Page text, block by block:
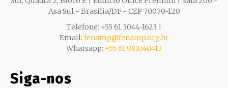
Asa Sul - Brasília/DF - CEP 70070-120
Telefone: +55 61 3044-1623 |
Email: fenamp@fenamp.org.br
Whatsapp: +55 61 981040413
Siga-nos